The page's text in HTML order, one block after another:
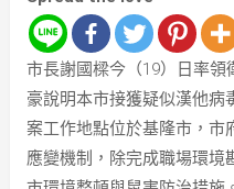
市長謝國樑今（19）日率
豪說明本市接獲疑似漢他病
案工作地點位於基隆市，市
應變機制，除完成職場環境